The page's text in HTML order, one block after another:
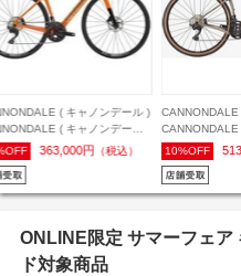
( キャノンデール )
( キャノンデール )
ラベルロード TOPSTONE
3 GRX 2X ( トップスト
ン カーボン スリー GRXツーバ
) チョーク 51 (身長目安170cm
10%OFF 513,000円（税込）
ロードバイ
スーパー 6
12sp Ion
( 適正身長
20%OFF
ONLINE限定 サマーフェア
ド対象商品